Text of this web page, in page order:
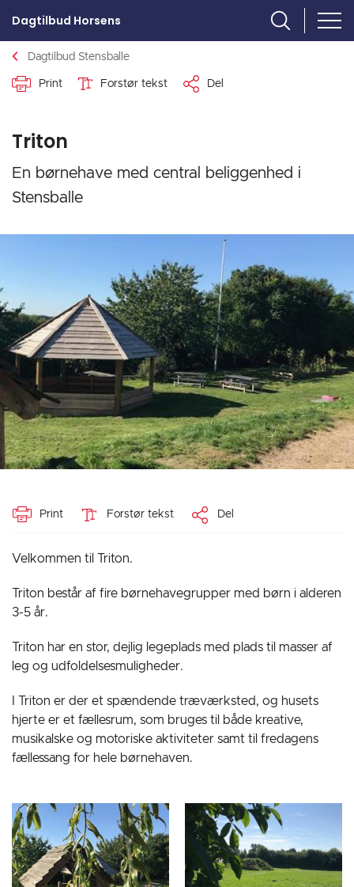
Dagtilbud Horsens
Dagtilbud Stensballe
Print Forstør tekst Del
Triton
En børnehave med central beliggenhed i
Stensballe
Print Forstør tekst Del
Velkommen til Triton.
Triton består af fire børnehavegrupper med børn i alderen
3-5 år.
Triton har en stor, dejlig legeplads med plads til masser af
leg og udfoldelsesmuligheder.
I Triton er der et spændende træværksted, og husets
hjerte er et fællesrum, som bruges til både kreative,
musikalske og motoriske aktiviteter samt til fredagens
fællessang for hele børnehaven.